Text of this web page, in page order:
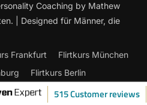
515 Customer reviews
Coaching by Mathew
| Designed für Männer, die
Frankfurt
Flirtkurs München
Flirtkurs Berlin
Der ultimative Leitfaden